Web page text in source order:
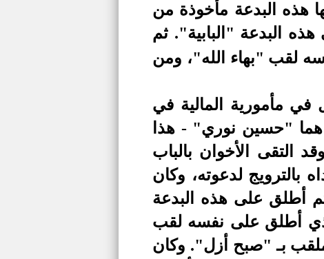
هذه البدعة مأخوذة من
البدعة " البابية". ثم
لقب "بهاء الله"، ومن
في مأمورية المالية في
هما "حسين نوري" - هذا
التقى الأخوان بالباب
بالترويج لدعوته، وكان
كان سن البهاء 27 سنة، ومن ثم أطلق على هذه البدعة
أطلق على نفسه لقب
بـ "صبح أزل". وكان